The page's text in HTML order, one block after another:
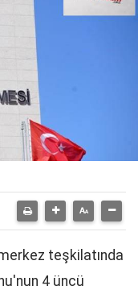
teşkilatında
4 üncü